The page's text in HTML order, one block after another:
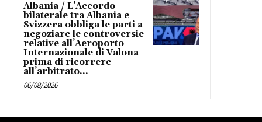
Albania / L’Accordo
bilaterale tra Albania e
Svizzera obbliga le parti a
negoziare le controversie
relative all’Aeroporto
Internazionale di Valona
prima di ricorrere
all’arbitrato...
06/08/2026